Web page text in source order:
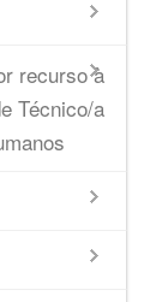
recurso à
Técnico/a